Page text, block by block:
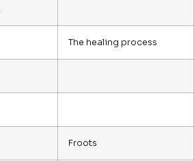
The healing process
Froots